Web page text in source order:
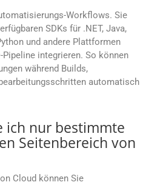
Workflows. Sie
SDKs für .NET, Java,
und andere Plattformen
integrieren. So können
während Builds,
automatisch
ich nur bestimmte
Seitenbereich von
Cloud können Sie